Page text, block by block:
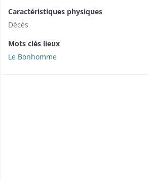
Caractéristiques physiques
Décès
Mots clés lieux
Le Bonhomme